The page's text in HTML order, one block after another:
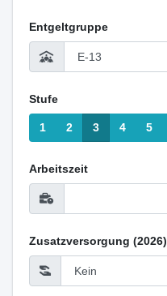
Entgeltgruppe
Stufe
1 2 3 4 5
Arbeitszeit
Zusatzversorgung (2026)